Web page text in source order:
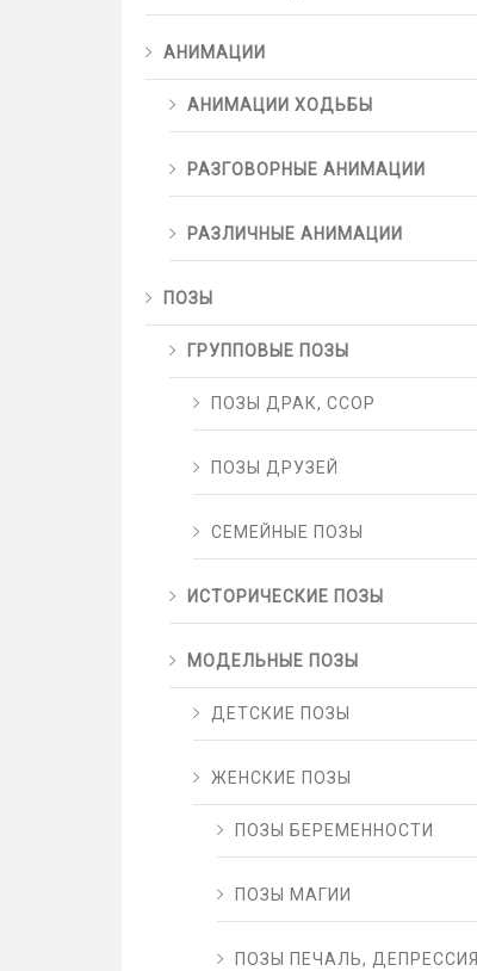
АНИМАЦИИ
АНИМАЦИИ ХОДЬБЫ
РАЗГОВОРНЫЕ АНИМАЦИИ
РАЗЛИЧНЫЕ АНИМАЦИИ
ПОЗЫ
ГРУППОВЫЕ ПОЗЫ
ПОЗЫ ДРАК, ССОР
ПОЗЫ ДРУЗЕЙ
СЕМЕЙНЫЕ ПОЗЫ
ИСТОРИЧЕСКИЕ ПОЗЫ
МОДЕЛЬНЫЕ ПОЗЫ
ДЕТСКИЕ ПОЗЫ
ЖЕНСКИЕ ПОЗЫ
ПОЗЫ БЕРЕМЕННОСТИ
ПОЗЫ МАГИИ
ПОЗЫ ПЕЧАЛЬ, ДЕПРЕССИЯ